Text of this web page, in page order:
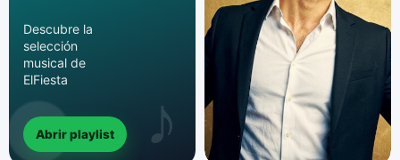
Descubre la
selección
musical de
ElFiesta
Abrir playlist